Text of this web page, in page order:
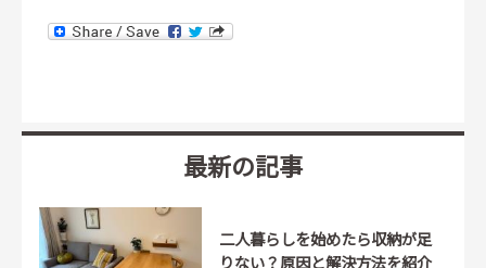
最新の記事
二人暮らしを始めたら収納が足
りない？原因と解決方法を紹介